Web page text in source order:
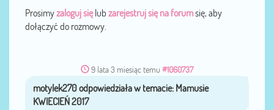
Prosimyzaloguj sięlub zarejestruj się na forumsię, aby
dołączyć do rozmowy.
9 lata 3 miesiąc temu #1060737
przezmotylek270